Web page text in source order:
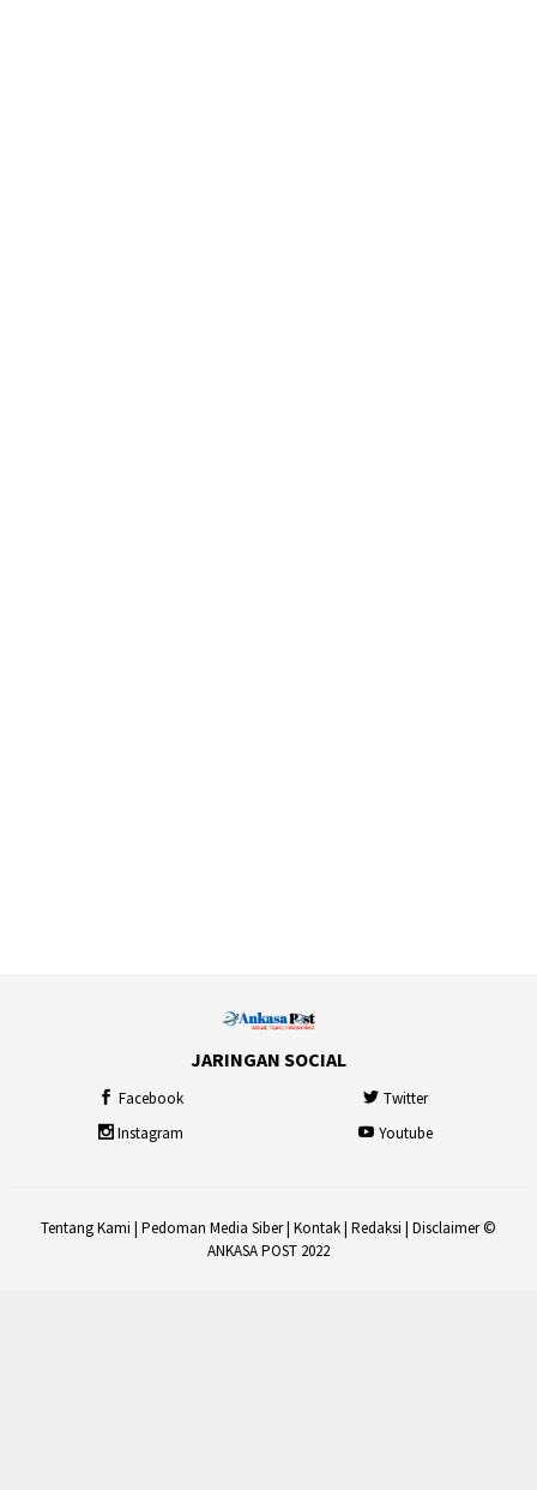
JARINGAN SOCIAL
Facebook
Twitter
Instagram
Youtube
Tentang Kami | Pedoman Media Siber| Kontak| Redaksi | Disclaimer©
ANKASA POST 2022